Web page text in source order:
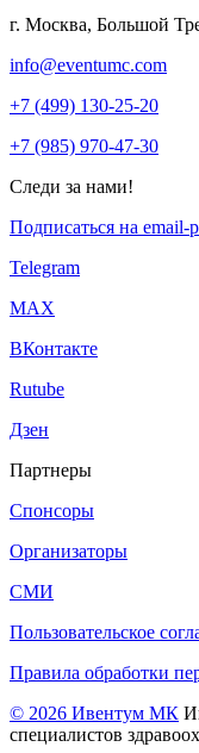
г. Москва, Большой
info@eventumc.com
+7 (499) 130-25-20
+7 (985) 970-47-30
Следи за нами!
Подписаться на email-
Telegram
МАХ
ВКонтакте
Rutube
Дзен
Партнеры
Спонсоры
Организаторы
СМИ
Пользовательское
Правила обработки
© 2026 Ивентум МК
специалистов